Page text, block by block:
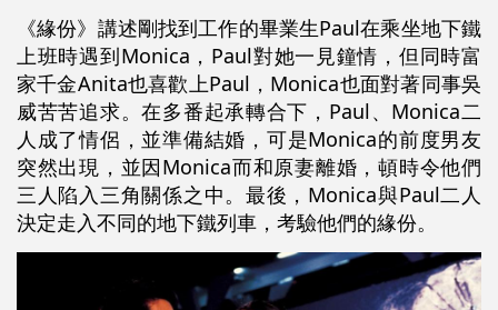
《緣份》講述剛找到工作的畢業生Paul在乘坐地下鐵
上班時遇到Monica，Paul對她一見鐘情，但同時富
家千金Anita也喜歡上Paul，Monica也面對著同事吳
威苦苦追求。在多番起承轉合下，Paul、Monica二
人成了情侶，並準備結婚，可是Monica的前度男友
突然出現，並因Monica而和原妻離婚，頓時令他們
三人陷入三角關係之中。最後，Monica與Paul二人
決定走入不同的地下鐵列車，考驗他們的緣份。